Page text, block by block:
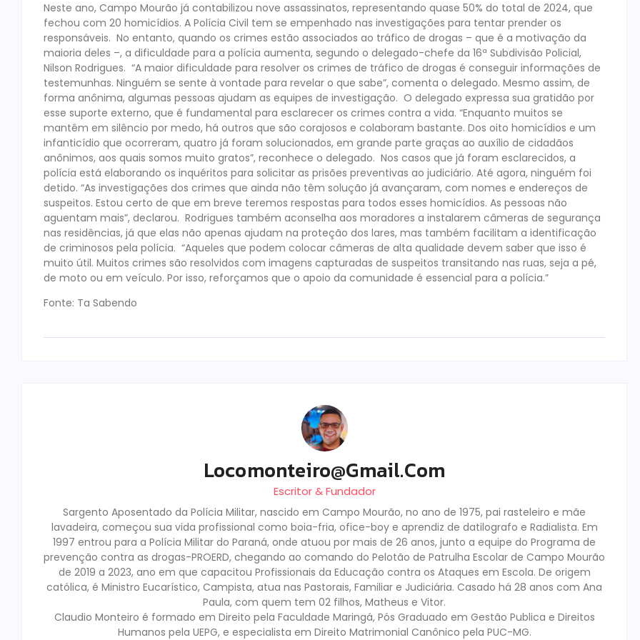
Neste ano, Campo Mourão já contabilizou nove assassinatos, representando quase 50% do total de 2024, que
fechou com 20 homicídios. A Polícia Civil tem se empenhado nas investigações para tentar prender os
responsáveis. No entanto, quando os crimes estão associados ao tráfico de drogas – que é a motivação da
maioria deles –, a dificuldade para a polícia aumenta, segundo o delegado-chefe da 16ª Subdivisão Policial,
Nilson Rodrigues. “A maior dificuldade para resolver os crimes de tráfico de drogas é conseguir informações de
testemunhas. Ninguém se sente à vontade para revelar o que sabe”, comenta o delegado. Mesmo assim, de
forma anônima, algumas pessoas ajudam as equipes de investigação. O delegado expressa sua gratidão por
esse suporte externo, que é fundamental para esclarecer os crimes contra a vida. “Enquanto muitos se
mantêm em silêncio por medo, há outros que são corajosos e colaboram bastante. Dos oito homicídios e um
infanticídio que ocorreram, quatro já foram solucionados, em grande parte graças ao auxílio de cidadãos
anônimos, aos quais somos muito gratos”, reconhece o delegado. Nos casos que já foram esclarecidos, a
polícia está elaborando os inquéritos para solicitar as prisões preventivas ao judiciário. Até agora, ninguém foi
detido. “As investigações dos crimes que ainda não têm solução já avançaram, com nomes e endereços de
suspeitos. Estou certo de que em breve teremos respostas para todos esses homicídios. As pessoas não
aguentam mais”, declarou. Rodrigues também aconselha aos moradores a instalarem câmeras de segurança
nas residências, já que elas não apenas ajudam na proteção dos lares, mas também facilitam a identificação
de criminosos pela polícia. “Aqueles que podem colocar câmeras de alta qualidade devem saber que isso é
muito útil. Muitos crimes são resolvidos com imagens capturadas de suspeitos transitando nas ruas, seja a pé,
de moto ou em veículo. Por isso, reforçamos que o apoio da comunidade é essencial para a polícia.”
Fonte: Ta Sabendo
Locomonteiro@gmail.com
Escritor & Fundador
Sargento Aposentado da Polícia Militar, nascido em Campo Mourão, no ano de 1975, pai rasteleiro e mãe
lavadeira, começou sua vida profissional como boia-fria, ofice-boy e aprendiz de datilografo e Radialista. Em
1997 entrou para a Polícia Militar do Paraná, onde atuou por mais de 26 anos, junto a equipe do Programa de
prevenção contra as drogas-PROERD, chegando ao comando do Pelotão de Patrulha Escolar de Campo Mourão
de 2019 a 2023, ano em que capacitou Profissionais da Educação contra os Ataques em Escola. De origem
católica, é Ministro Eucarístico, Campista, atua nas Pastorais, Familiar e Judiciária. Casado há 28 anos com Ana
Paula, com quem tem 02 filhos, Matheus e Vitor.
Claudio Monteiro é formado em Direito pela Faculdade Maringá, Pós Graduado em Gestão Publica e Direitos
Humanos pela UEPG, e especialista em Direito Matrimonial Canônico pela PUC-MG.